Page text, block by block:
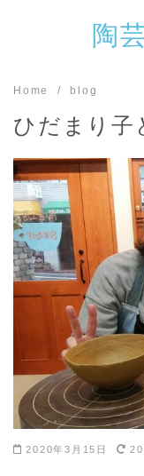
陶
Home blog
ひだまり子
2020年3月15日